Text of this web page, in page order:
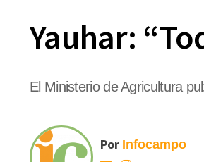
Yauhar:
El Ministerio de Agricultura
Por Infocampo